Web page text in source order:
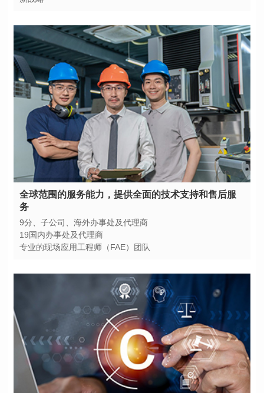
务
9分、子公司、海外办事处及代理商
19国内办事处及代理商
专业的现场应用工程师（FAE）团队